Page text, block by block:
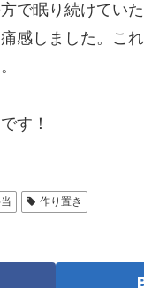
で眠り続けてい
感しました。こ
す！​​​​​​​​​​​​​​​​
作り置き